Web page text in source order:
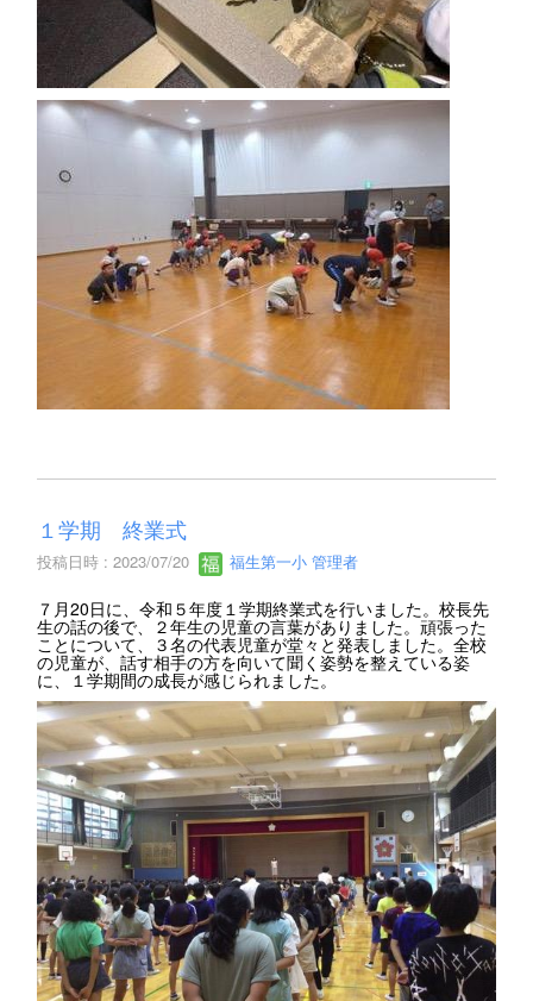
１学期 終業式
投稿日時 : 2023/07/20 福生第一小 管理者
７月20日に、令和５年度１学期終業式を行いました。校長先
生の話の後で、２年生の児童の言葉がありました。頑張った
ことについて、３名の代表児童が堂々と発表しました。全校
の児童が、話す相手の方を向いて聞く姿勢を整えている姿
に、１学期間の成長が感じられました。